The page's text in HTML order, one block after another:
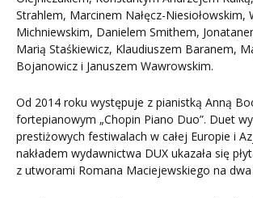
Strahlem, Marcinem Nałęcz-Niesiołowskim,
Michniewskim, Danielem Smithem,
Marią Staśkiewicz, Klaudiuszem Baranem,
Bojanowicz i Januszem Wawrowskim.
Od 2014 roku występuje z pianistką Anną
fortepianowym „Chopin Piano Duo”. Duet
prestiżowych festiwalach w całej Europie i
nakładem wydawnictwa DUX ukazała się
z utworami Romana Maciejewskiego na